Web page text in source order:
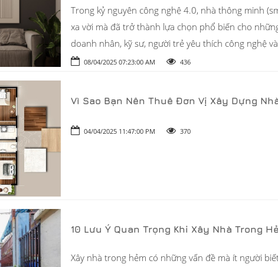
Trong kỷ nguyên công nghệ 4.0, nhà thông minh
xa vời mà đã trở thành lựa chọn phổ biến cho
doanh nhân, kỹ sư, người trẻ yêu thích công nghệ
08/04/2025 07:23:00 AM 436
Vì Sao Bạn Nên Thuê Đơn Vị Xây Dựng
04/04/2025 11:47:00 PM 370
10 Lưu Ý Quan Trọng Khi Xây Nhà Trong
Xây nhà trong hẻm có những vấn đề mà ít người